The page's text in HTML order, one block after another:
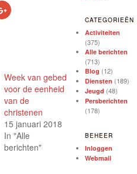
Klik
om
venster
geopend)
Week van gebed
voor de eenheid
van de
christenen
15 januari 2018
In "Alle
berichten"
CATEGORIEËN
Activiteiten
(375)
Alle berichten
(713)
Blog (12)
Diensten (189)
Jeugd (48)
Persberichten
(178)
BEHEER
Inloggen
Webmail